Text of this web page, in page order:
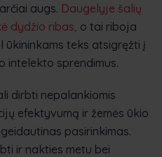
augs. Daugelyje šalių
dydžio ribas, o tai riboja
ūkininkams teks atsigręžti į
intelekto sprendimus.
dirbti nepalankiomis
efektyvumą ir žemės ūkio
pasirinkimas.
ir nakties metu bei